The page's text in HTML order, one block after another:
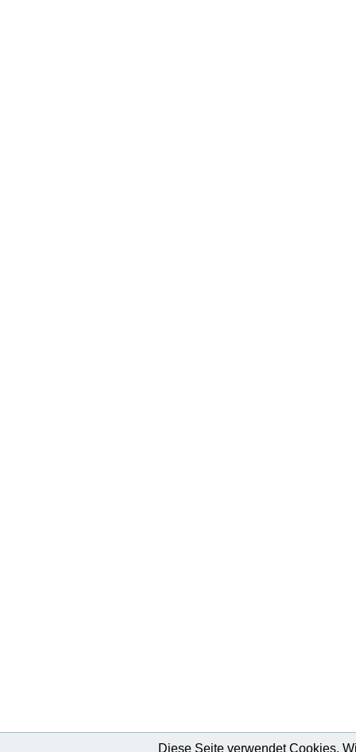
Diese Seite verwendet Cookies.